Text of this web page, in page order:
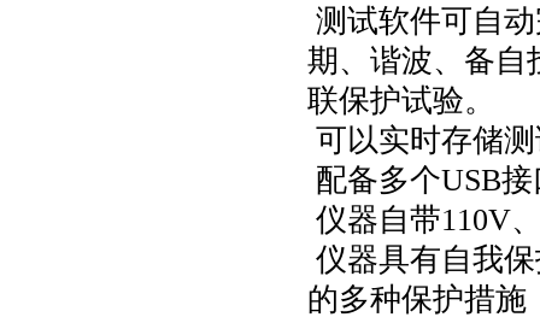
测试软件可自
期、谐波、备自
联保护试验。
可以实时存储
配备多个USB
仪器自带110V
仪器具有自我
的多种保护措施